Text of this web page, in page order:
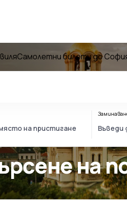
Самолетни билети до
на